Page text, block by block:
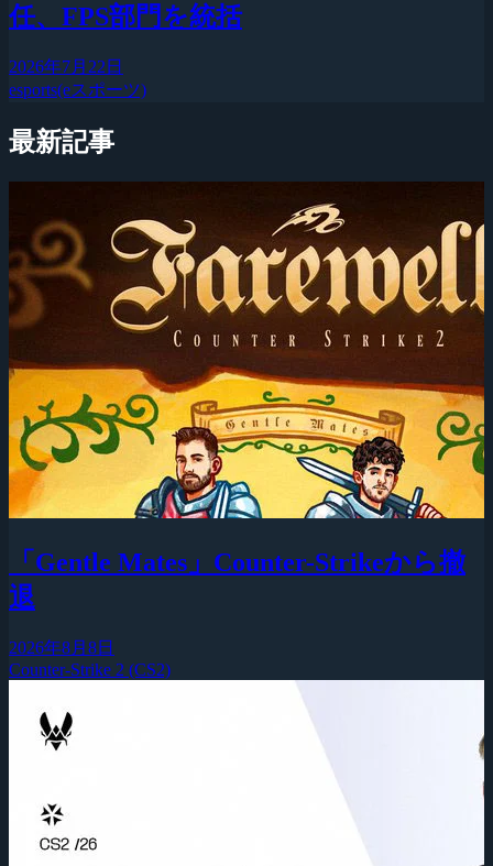
任、FPS部門を統括
2026年7月22日
esports(eスポーツ)
最新記事
「Gentle Mates」Counter-Strikeから撤
退
2026年8月8日
Counter-Strike 2 (CS2)